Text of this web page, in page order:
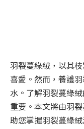
羽裂蔓綠絨，以其
喜愛。然而，養護
水。了解羽裂蔓綠
重要。本文將由羽
助您掌握羽裂蔓綠